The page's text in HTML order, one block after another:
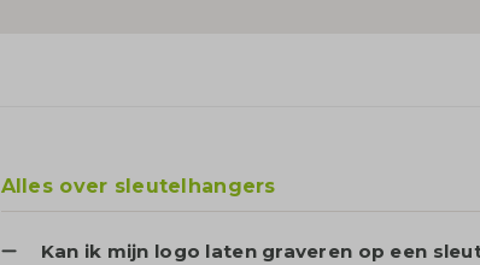
Alles over sleutelhangers
Kan ik mijn logo laten graveren op een